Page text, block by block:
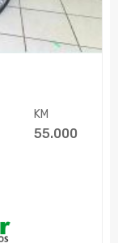
KM
55.000